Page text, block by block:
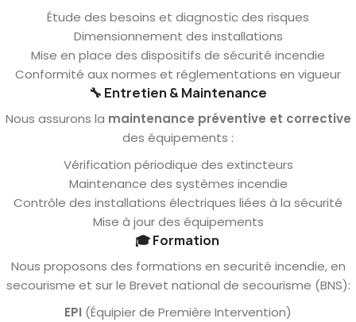
Étude des besoins et diagnostic des risques
Dimensionnement des installations
Mise en place des dispositifs de sécurité incendie
Conformité aux normes et réglementations en vigueur
🔧 Entretien & Maintenance
Nous assurons la maintenance préventive et corrective
des équipements :
Vérification périodique des extincteurs
Maintenance des systèmes incendie
Contrôle des installations électriques liées à la sécurité
Mise à jour des équipements
🎓Formation
Nous proposons des formations en securité incendie, en
secourisme et sur le Brevet national de secourisme (BNS):
EPI (Équipier de Première Intervention)